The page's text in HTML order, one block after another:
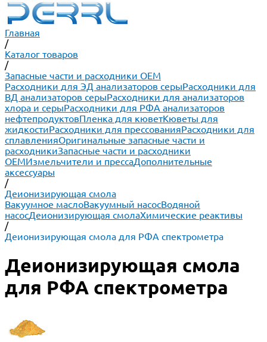
Главная
/
Каталог товаров
/
Запасные части и расходники ОЕМ
Расходники для ЭД анализаторов серыРасходники для
ВД анализаторов серыРасходники для анализаторов
хлора и серыРасходники для РФА анализаторов
нефтепродуктовПленка для кюветКюветы для
жидкостиРасходники для прессованияРасходники для
сплавленияОригинальные запасные части и
расходникиЗапасные части и расходники
ОЕМИзмельчители и прессаДополнительные
аксессуары
/
Деионизирующая смола
Вакуумное маслоВакуумный насосВодяной
насосДеионизирующая смолаХимические реактивы
/
Деионизирующая смола для РФА спектрометра
Деионизирующая смола
для РФА спектрометра